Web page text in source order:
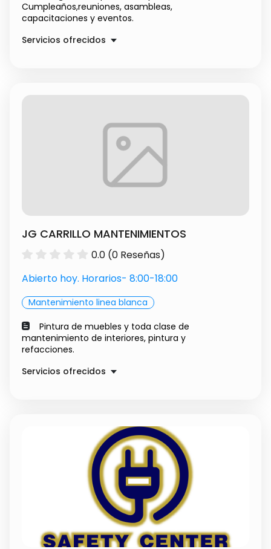
Cumpleaños,reuniones, asambleas,
capacitaciones y eventos.
Servicios ofrecidos
JG CARRILLO MANTENIMIENTOS
0.0 (0 Reseñas)
Abierto hoy. Horarios- 8:00-18:00
Mantenimiento linea blanca
Pintura de muebles y toda clase de
mantenimiento de interiores, pintura y
refacciones.
Servicios ofrecidos